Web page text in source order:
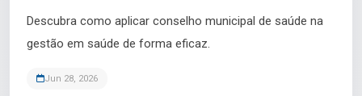
Descubra como aplicar conselho municipal de saúde na
gestão em saúde de forma eficaz.
Jun 28, 2026